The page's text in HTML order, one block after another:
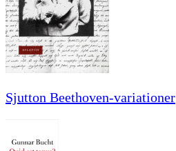
Sjutton Beethoven-variationer